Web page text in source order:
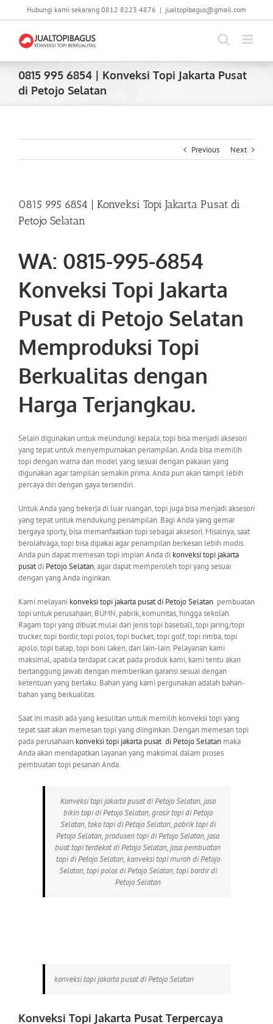
Hubungi kami sekarang 0812 8223 4876 | jualtopibagus@gmail.com
0815 995 6854 | Konveksi Topi Jakarta Pusat
di Petojo Selatan
Previous Next
0815 995 6854 | Konveksi Topi Jakarta Pusat di
Petojo Selatan
WA: 0815-995-6854
Konveksi Topi Jakarta
Pusat di Petojo Selatan
Memproduksi Topi
Berkualitas dengan
Harga Terjangkau.
Selain digunakan untuk melindungi kepala, topi bisa menjadi aksesori
yang tepat untuk menyempurnakan penampilan. Anda bisa memilih
topi dengan warna dan model yang sesuai dengan pakaian yang
digunakan agar tampilan semakin prima. Anda pun akan tampil lebih
percaya diri dengan gaya tersendiri.
Untuk Anda yang bekerja di luar ruangan, topi juga bisa menjadi aksesori
yang tepat untuk mendukung penampilan. Bagi Anda yang gemar
bergaya sporty, bisa memanfaatkan topi sebagai aksesori. Misalnya, saat
berolahraga, topi bisa dipakai agar penampilan berkesan lebih modis.
Anda pun dapat memesan topi impian Anda di konveksi topi jakarta
pusatdi Petojo Selatan, agar dapat memperoleh topi yang sesuai
dengan yang Anda inginkan.
Kami melayani konveksi topi jakarta pusatdi Petojo Selatan pembuatan
topi untuk perusahaan, BUMN, pabrik, komunitas, hingga sekolah.
Ragam topi yang dibuat mulai dari jenis topi baseball, topi jaring/topi
trucker, topi bordir, topi polos, topi bucket, topi golf, topi rimba, topi
apolo, topi balap, topi boni laken, dan lain-lain. Pelayanan kami
maksimal, apabila terdapat cacat pada produk kami, kami tentu akan
bertanggung jawab dengan memberikan garansi sesuai dengan
ketentuan yang berlaku. Bahan yang kami pergunakan adalah bahan-
bahan yang berkualitas.
Saat ini masih ada yang kesulitan untuk memilih konveksi topi yang
tepat saat akan memesan topi yang diinginkan. Dengan memesan topi
pada perusahaan konveksi topi jakarta pusat di Petojo Selatan maka
Anda akan mendapatkan layanan yang maksimal dalam proses
pembuatan topi pesanan Anda.
Konveksi topi jakarta pusat di Petojo Selatan, jasa
bikin topi di Petojo Selatan, grosir topi di Petojo
Selatan, toko topi di Petojo Selatan, pabrik topi di
Petojo Selatan, produsen topi di Petojo Selatan, jasa
buat topi terdekat di Petojo Selatan, jasa pembuatan
topi di Petojo Selatan, konveksi topi murah di Petojo
Selatan, topi polos di Petojo Selatan, topi bordir di
Petojo Selatan
konveksi topi jakarta pusat di Petojo Selatan
Konveksi Topi Jakarta Pusat Terpercaya